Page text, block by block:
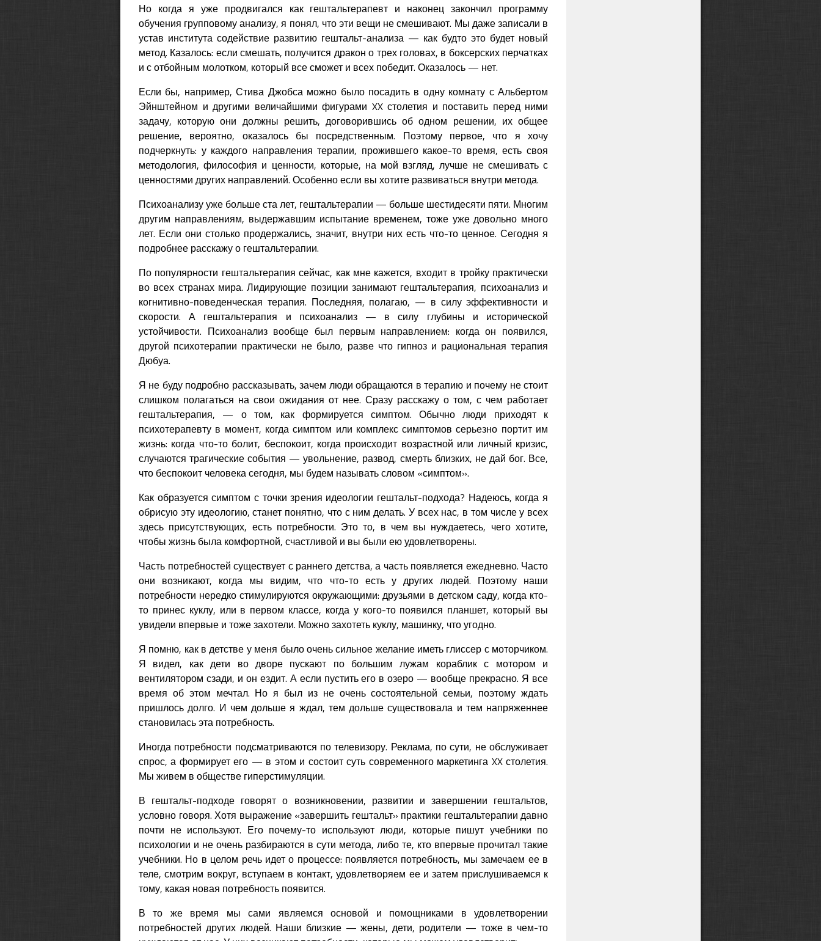
Но когда я уже продвигался как гештальтерапевт и наконец закончил программу
обучения групповому анализу, я понял, что эти вещи не смешивают. Мы даже записали в
устав института содействие развитию гештальт-анализа — как будто это будет новый
метод. Казалось: если смешать, получится дракон о трех головах, в боксерских перчатках
и с отбойным молотком, который все сможет и всех победит. Оказалось — нет.
Если бы, например, Стива Джобса можно было посадить в одну комнату с Альбертом
Эйнштейном и другими величайшими фигурами XX столетия и поставить перед ними
задачу, которую они должны решить, договорившись об одном решении, их общее
решение, вероятно, оказалось бы посредственным. Поэтому первое, что я хочу
подчеркнуть: у каждого направления терапии, прожившего какое-то время, есть своя
методология, философия и ценности, которые, на мой взгляд, лучше не смешивать с
ценностями других направлений. Особенно если вы хотите развиваться внутри метода.
Психоанализу уже больше ста лет, гештальтерапии — больше шестидесяти пяти. Многим
другим направлениям, выдержавшим испытание временем, тоже уже довольно много
лет. Если они столько продержались, значит, внутри них есть что-то ценное. Сегодня я
подробнее расскажу о гештальтерапии.
По популярности гештальтерапия сейчас, как мне кажется, входит в тройку практически
во всех странах мира. Лидирующие позиции занимают гештальтерапия, психоанализ и
когнитивно-поведенческая терапия. Последняя, полагаю, — в силу эффективности и
скорости. А гештальтерапия и психоанализ — в силу глубины и исторической
устойчивости. Психоанализ вообще был первым направлением: когда он появился,
другой психотерапии практически не было, разве что гипноз и рациональная терапия
Дюбуа.
Я не буду подробно рассказывать, зачем люди обращаются в терапию и почему не стоит
слишком полагаться на свои ожидания от нее. Сразу расскажу о том, с чем работает
гештальтерапия, — о том, как формируется симптом. Обычно люди приходят к
психотерапевту в момент, когда симптом или комплекс симптомов серьезно портит им
жизнь: когда что-то болит, беспокоит, когда происходит возрастной или личный кризис,
случаются трагические события — увольнение, развод, смерть близких, не дай бог. Все,
что беспокоит человека сегодня, мы будем называть словом «симптом».
Как образуется симптом с точки зрения идеологии гештальт-подхода? Надеюсь, когда я
обрисую эту идеологию, станет понятно, что с ним делать. У всех нас, в том числе у всех
здесь присутствующих, есть потребности. Это то, в чем вы нуждаетесь, чего хотите,
чтобы жизнь была комфортной, счастливой и вы были ею удовлетворены.
Часть потребностей существует с раннего детства, а часть появляется ежедневно. Часто
они возникают, когда мы видим, что что-то есть у других людей. Поэтому наши
потребности нередко стимулируются окружающими: друзьями в детском саду, когда кто-
то принес куклу, или в первом классе, когда у кого-то появился планшет, который вы
увидели впервые и тоже захотели. Можно захотеть куклу, машинку, что угодно.
Я помню, как в детстве у меня было очень сильное желание иметь глиссер с моторчиком.
Я видел, как дети во дворе пускают по большим лужам кораблик с мотором и
вентилятором сзади, и он ездит. А если пустить его в озеро — вообще прекрасно. Я все
время об этом мечтал. Но я был из не очень состоятельной семьи, поэтому ждать
пришлось долго. И чем дольше я ждал, тем дольше существовала и тем напряженнее
становилась эта потребность.
Иногда потребности подсматриваются по телевизору. Реклама, по сути, не обслуживает
спрос, а формирует его — в этом и состоит суть современного маркетинга XX столетия.
Мы живем в обществе гиперстимуляции.
В гештальт-подходе говорят о возникновении, развитии и завершении гештальтов,
условно говоря. Хотя выражение «завершить гештальт» практики гештальтерапии давно
почти не используют. Его почему-то используют люди, которые пишут учебники по
психологии и не очень разбираются в сути метода, либо те, кто впервые прочитал такие
учебники. Но в целом речь идет о процессе: появляется потребность, мы замечаем ее в
теле, смотрим вокруг, вступаем в контакт, удовлетворяем ее и затем прислушиваемся к
тому, какая новая потребность появится.
В то же время мы сами являемся основой и помощниками в удовлетворении
потребностей других людей. Наши близкие — жены, дети, родители — тоже в чем-то